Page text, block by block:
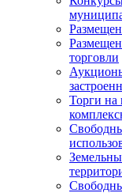
торговли
Торги на